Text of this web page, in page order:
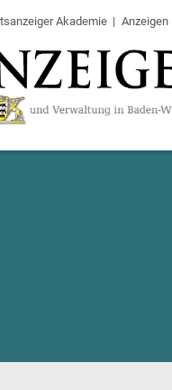
Akademie Anzeigen